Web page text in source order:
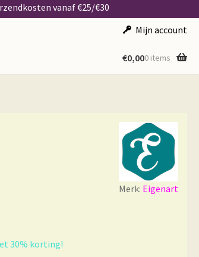
vanaf €25/€30
Mijn account
€0,000 items
Merk: Eigenart
30% korting!